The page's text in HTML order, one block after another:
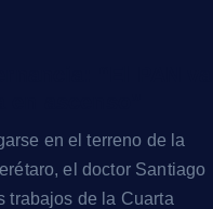
en el terreno de la
el doctor Santiago
trabajos de la Cuarta